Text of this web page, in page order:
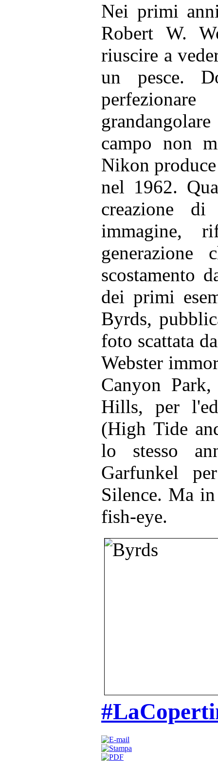
Nei primi
Robert W.
riuscire a
un pesce.
campo non
Nikon
nel 1962.
creazione
immagine,
scostamento
dei primi
Byrds,
foto scattata
Webster
Canyon
Hills, per
(High Tide
lo stesso
Garfunkel
Silence. Ma
fish-eye.